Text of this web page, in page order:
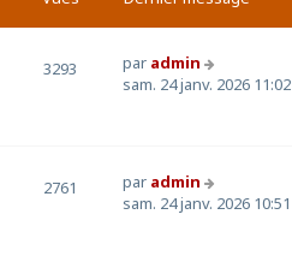
3293 par admin
sam. 24 janv. 2026 11:02
2761 par admin
sam. 24 janv. 2026 10:51